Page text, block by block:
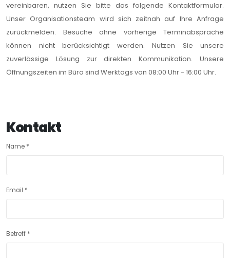
vereinbaren, nutzen Sie bitte das folgende Kontaktformular.
Unser Organisationsteam wird sich zeitnah auf Ihre Anfrage
zurückmelden. Besuche ohne vorherige Terminabsprache
können nicht berücksichtigt werden. Nutzen Sie unsere
zuverlässige Lösung zur direkten Kommunikation. Unsere
Öffnungszeiten im Büro sind Werktags von 08:00 Uhr - 16:00 Uhr.
Kontakt
Name *
Email *
Betreff *